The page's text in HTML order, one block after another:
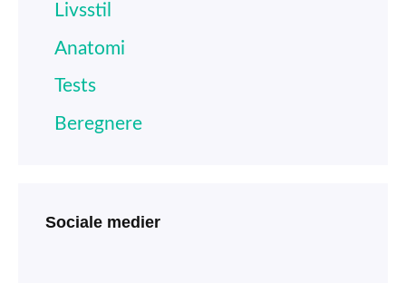
Livsstil
Anatomi
Tests
Beregnere
Sociale medier